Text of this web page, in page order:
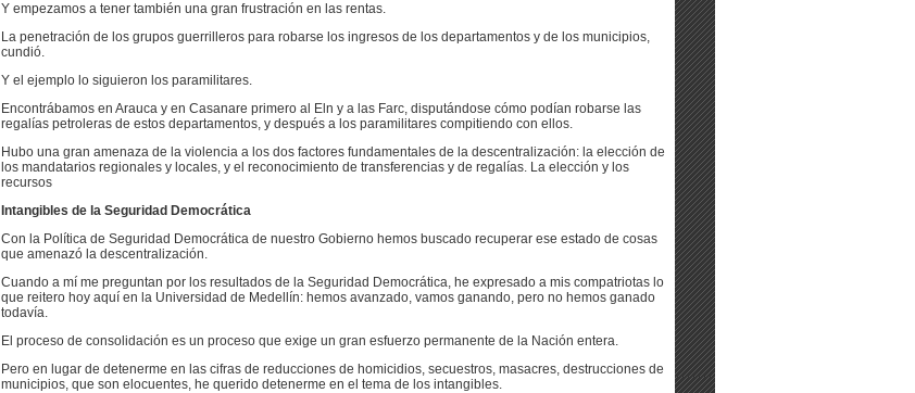
Y empezamos a tener también una gran frustración en las rentas.
La penetración de los grupos guerrilleros para robarse los ingresos de los departamentos y de los municipios,
cundió.
Y el ejemplo lo siguieron los paramilitares.
Encontrábamos en Arauca y en Casanare primero al Eln y a las Farc, disputándose cómo podían robarse las
regalías petroleras de estos departamentos, y después a los paramilitares compitiendo con ellos.
Hubo una gran amenaza de la violencia a los dos factores fundamentales de la descentralización: la elección de
los mandatarios regionales y locales, y el reconocimiento de transferencias y de regalías. La elección y los
recursos
Intangibles de la Seguridad Democrática
Con la Política de Seguridad Democrática de nuestro Gobierno hemos buscado recuperar ese estado de cosas
que amenazó la descentralización.
Cuando a mí me preguntan por los resultados de la Seguridad Democrática, he expresado a mis compatriotas lo
que reitero hoy aquí en la Universidad de Medellín: hemos avanzado, vamos ganando, pero no hemos ganado
todavía.
El proceso de consolidación es un proceso que exige un gran esfuerzo permanente de la Nación entera.
Pero en lugar de detenerme en las cifras de reducciones de homicidios, secuestros, masacres, destrucciones de
municipios, que son elocuentes, he querido detenerme en el tema de los intangibles.